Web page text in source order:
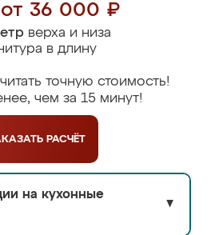
36 000 ₽
верха и низа
в длину
точную стоимость!
чем за 15 минут!
РАСЧЁТ
на кухонные
▼